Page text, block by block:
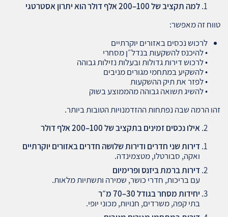
למה תקציב של 100–200 אלף דולר הוא יתרון אסטרטגי
טווח זה מאפשר:
לרכוש נכסים באזורים יוקרתיים
• להיכנס להשקעות בנדל״ן מסחרי
• לרכוש דירות גדולות ובעלות נזילות גבוהה
• להשקיע במתחמי מגורים מניבים
• לפזר את תיק ההשקעות
• להשיג תשואה גבוהה מהממוצע בשוק
זהו הרמה שבה נפתחות ההזדמנויות הטובות ביותר.
אילו נכסים זמינים בתקציב של 100–200 אלף דולר
דירות שני חדרים ודירות שלושה חדרים באזורים יוקרתיים
ואקה, סבורטלו, מטצמינדה.
דירות ברמת ביזנס ופרימיום
עם בריכות, חדרי כושר, שמירה ותשתיות מלאות.
יחידות מסחר בגודל 30–70 מ״ר
בתי קפה, משרדים, חנויות, מכוני יופי.